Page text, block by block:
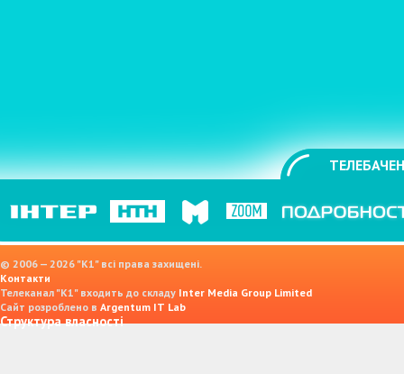
© 2006 — 2026 "K1" всі права захищені.
Контакти
Телеканал "К1" входить до складу Inter Media Group Limited
Сайт розроблено в Argentum IT Lab
Структура власності